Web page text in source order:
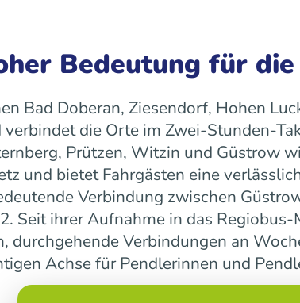
Bedeutung für die
Bad Doberan, Ziesendorf, Hohen
die Orte im Zwei-Stunden-
Prützen, Witzin und Güstrow
und bietet Fahrgästen eine
Verbindung zwischen
Seit ihrer Aufnahme in das
durchgehende Verbindungen an
Achse für Pendlerinnen und